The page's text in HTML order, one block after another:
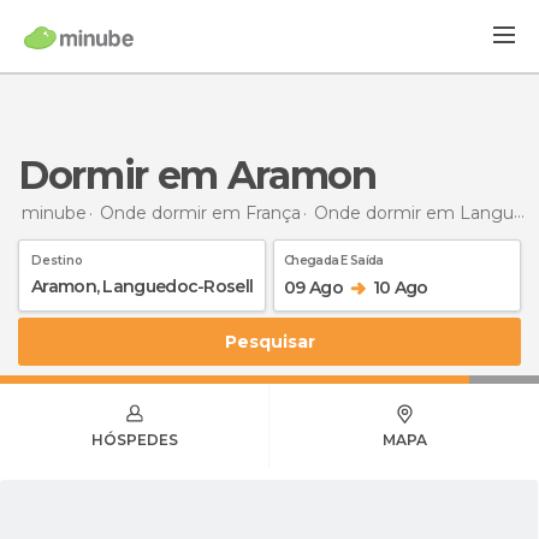
Dormir em Aramon
minube Onde dormir em França Onde dormir em Languedoc-Roussillon
Destino Chegada E Saída
09 Ago 10 Ago
Pesquisar
HÓSPEDES MAPA